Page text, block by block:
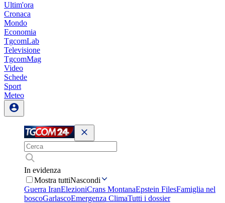
Ultim'ora
Cronaca
Mondo
Economia
TgcomLab
Televisione
TgcomMag
Video
Schede
Sport
Meteo
In evidenza
Mostra tuttiNascondi
Guerra IranElezioniCrans MontanaEpstein FilesFamiglia nel
boscoGarlascoEmergenza ClimaTutti i dossier